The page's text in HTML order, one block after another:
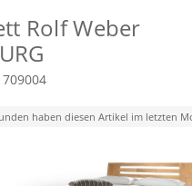
Rolf Weber
709004
haben diesen Artikel im letzten